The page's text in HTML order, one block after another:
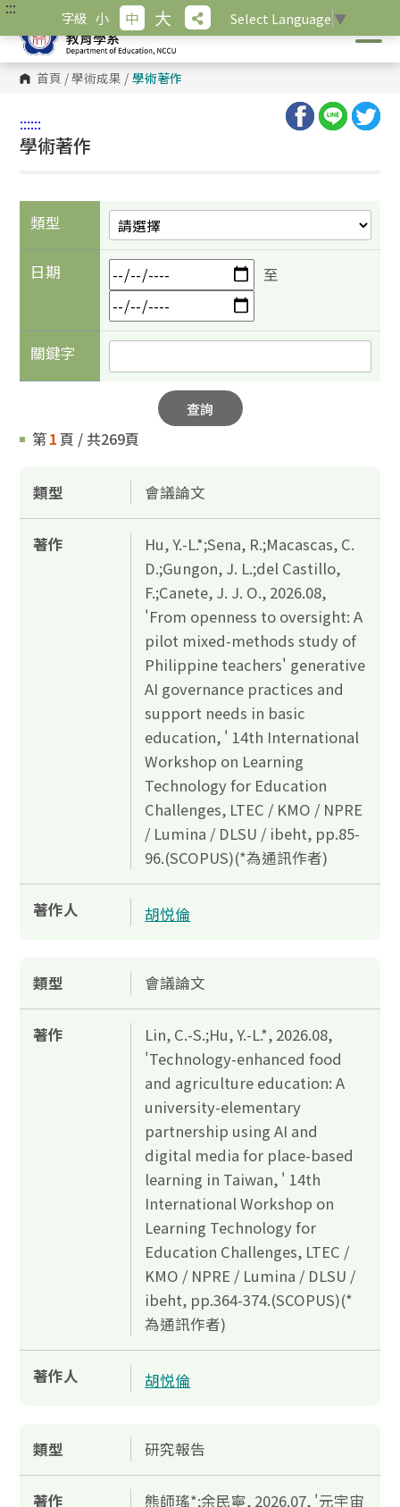
跳
主
內
容
::: 字級 小 中 大 Select Language ▼
首頁 /學術成果 / 學術著作
::::::
學術著作
類型
日期 至
關鍵字
查詢
第1 頁 / 共269頁
類型 會議論文
著作
Hu, Y.-L.*;Sena, R.;Macascas, C.
D.;Gungon, J. L.;del Castillo,
F.;Canete, J. J. O., 2026.08,
'From openness to oversight: A
pilot mixed-methods study of
Philippine teachers' generative
AI governance practices and
support needs in basic
education, ' 14th International
Workshop on Learning
Technology for Education
Challenges, LTEC / KMO / NPRE
/ Lumina / DLSU / ibeht, pp.85-
96.(SCOPUS)(*為通訊作者)
著作人 胡悦倫
類型 會議論文
著作
Lin, C.-S.;Hu, Y.-L.*, 2026.08,
'Technology-enhanced food
and agriculture education: A
university-elementary
partnership using AI and
digital media for place-based
learning in Taiwan, ' 14th
International Workshop on
Learning Technology for
Education Challenges, LTEC /
KMO / NPRE / Lumina / DLSU /
ibeht, pp.364-374.(SCOPUS)(*
為通訊作者)
著作人 胡悦倫
類型 研究報告
著作
熊師瑤*;余民寧, 2026.07, '元宇宙